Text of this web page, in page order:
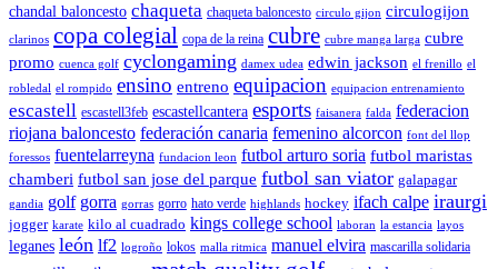
chandal baloncesto chaqueta chaqueta baloncesto circulo gijon circulogijon
clarinos copa colegial copa de la reina cubre cubre manga larga cubre
promo cuenca golf cyclongaming damex udea edwin jackson el frenillo el
robledal el rompido ensino entreno equipacion equipacion entrenamiento
escastell escastell3feb escastellcantera esports faisanera falda federacion
riojana baloncesto federación canaria femenino alcorcon font del llop
foressos fuentelarreyna fundacion leon futbol arturo soria futbol maristas
chamberi futbol san jose del parque futbol san viator galapagar
gandia golf gorra gorras gorro hato verde highlands hockey ifach calpe iraurgi
jogger karate kilo al cuadrado kings college school laboran la estancia layos
leganes león lf2 logroño lokos malla ritmica manuel elvira mascarilla solidaria